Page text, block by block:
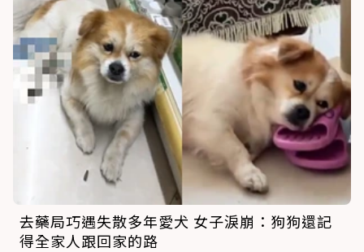
去藥局巧遇失散多年愛犬 女子淚崩：狗狗還記
得全家人跟回家的路